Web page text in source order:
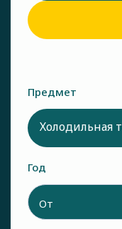
Предмет
Холодильная
Год
От